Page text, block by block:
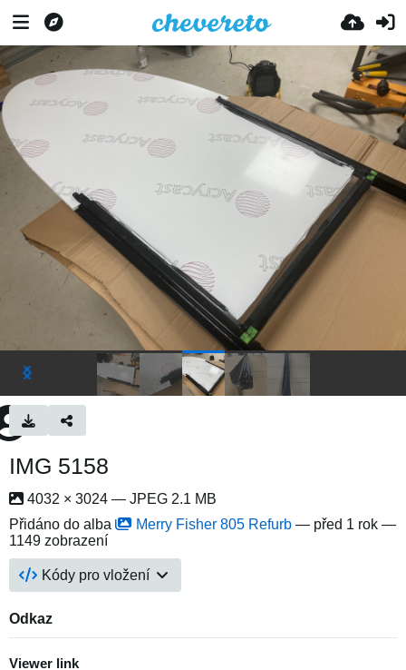
IMG 5158
4032 × 3024 — JPEG 2.1 MB
Přidáno do alba
Merry Fisher 805 Refurb — před 1 rok —
1149 zobrazení
Kódy pro vložení
Odkaz
Viewer link